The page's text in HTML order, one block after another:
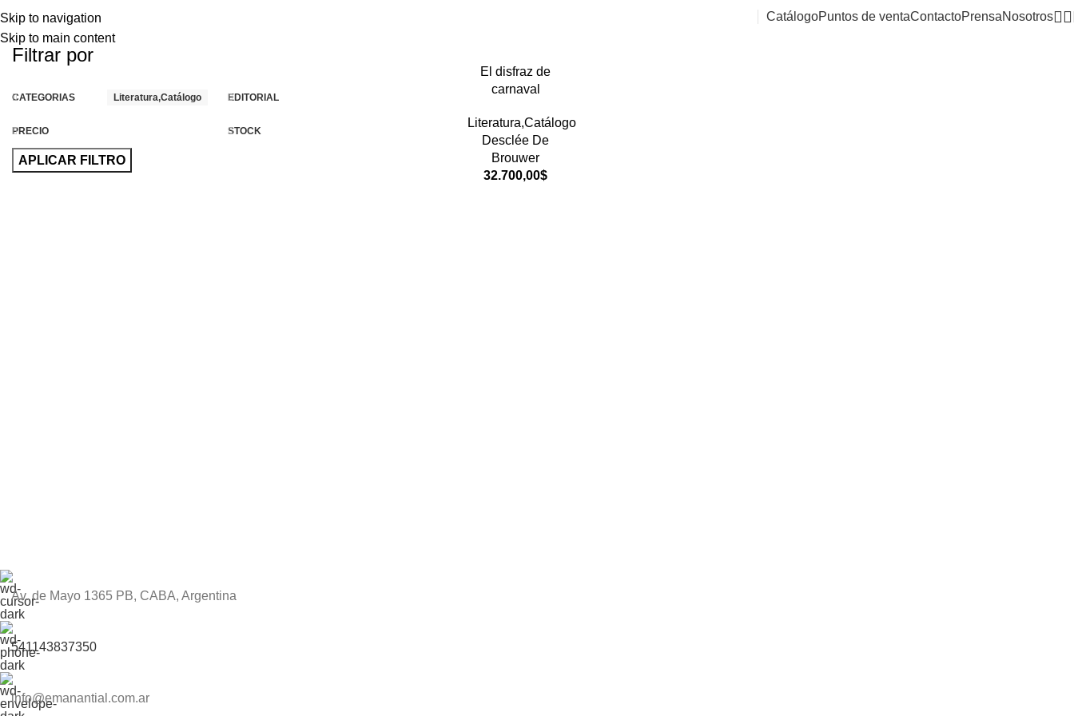
Skip to navigation
Skip to main content
CatálogoPuntos de ventaContactoPrensaNosotros
Filtrar por
CATEGORIAS Literatura,Catálogo EDITORIAL
PRECIO STOCK
APLICAR FILTRO
El disfraz de
carnaval
Literatura,Catálogo
Desclée De
Brouwer
32.700,00$
Av. de Mayo 1365 PB, CABA, Argentina
541143837350
info@emanantial.com.ar